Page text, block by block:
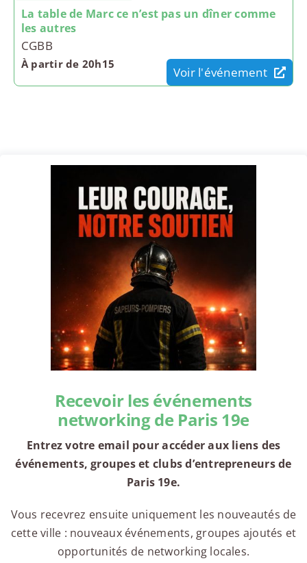
La table de Marc ce n’est pas un dîner comme
les autres
CGBB
À partir de 20h15
Voir l'événement
Recevoir les événements
networking de Paris 19e
Entrez votre email pour accéder aux liens des
événements, groupes et clubs d’entrepreneurs de
Paris 19e.
Vous recevrez ensuite uniquement les nouveautés de
cette ville : nouveaux événements, groupes ajoutés et
opportunités de networking locales.